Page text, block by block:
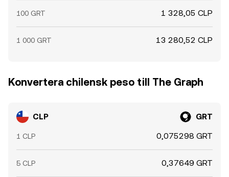
100 GRT 1 328,05 CLP
1 000 GRT 13 280,52 CLP
Konvertera chilensk peso till The Graph
CLP GRT
1 CLP 0,075298 GRT
5 CLP 0,37649 GRT